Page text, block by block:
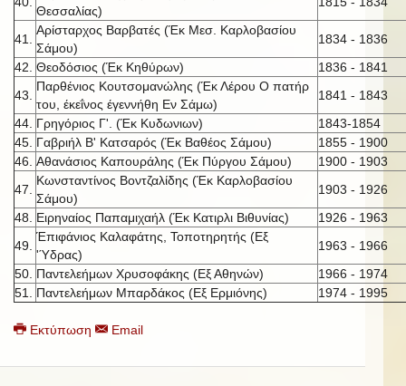
Θεσσαλίας)
41.
Αρίσταρχος Βαρβατές (Έκ Μεσ. Καρλοβασίου
Σάμου)
1834 - 1836
42. Θεοδόσιος (Έκ Κηθύρων)
1836 - 1841
43.
Παρθένιος Κουτσομανώλης (Έκ Λέρου Ο πατήρ
του, έκεΐνος έγεννήθη Εν Σάμω)
1841 - 1843
44. Γρηγόριος Γ'. (Έκ Κυδωνιων)
1843-1854
45. Γαβριήλ Β' Κατσαρός (Έκ Βαθέος Σάμου)
1855 - 1900
46. Αθανάσιος Καπουράλης (Έκ Πύργου Σάμου)
1900 - 1903
47.
Κωνσταντίνος Βοντζαλίδης (Έκ Καρλοβασίου
Σάμου)
1903 - 1926
48.
Ειρηναίος Παπαμιχαήλ (Έκ Κατιρλι Βιθυνίας)
1926 - 1963
49.
Έπιφάνιος Καλαφάτης, Τοποτηρητής (Εξ
'Ύδρας)
1963 - 1966
50. Παντελεήμων Χρυσοφάκης (Εξ Αθηνών)
1966 - 1974
51.
Παντελεήμων Μπαρδάκος (Εξ Ερμιόνης) 1974 - 1995
Εκτύπωση Email